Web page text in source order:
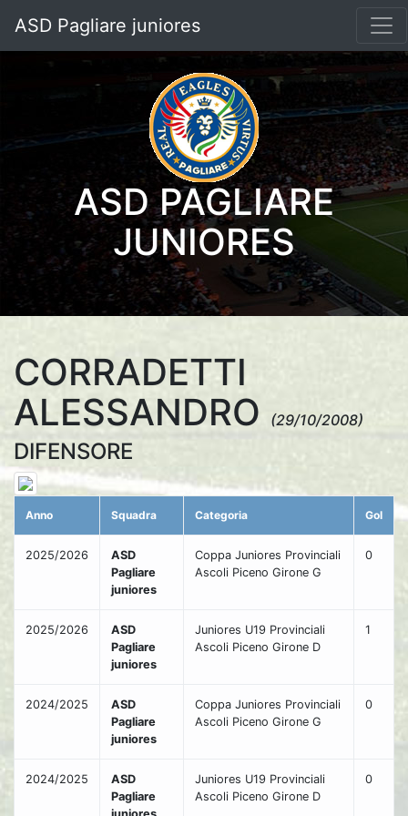
ASD Pagliare juniores
ASD PAGLIARE
JUNIORES
CORRADETTI
ALESSANDRO
(29/10/2008)
DIFENSORE
Anno Squadra Categoria Gol
2025/2026
ASD
Pagliare
juniores
Coppa Juniores Provinciali
Ascoli Piceno Girone G
0
2025/2026
ASD
Pagliare
juniores
Juniores U19 Provinciali
Ascoli Piceno Girone D
1
2024/2025
ASD
Pagliare
juniores
Coppa Juniores Provinciali
Ascoli Piceno Girone G
0
2024/2025
ASD
Pagliare
Juniores U19 Provinciali
Ascoli Piceno Girone D
0